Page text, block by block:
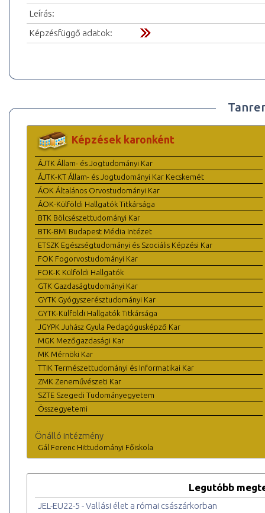
Leírás:
Képzésfüggő adatok:
Képzések karonként
ÁJTK Állam- és Jogtudományi Kar
ÁJTK-KT Állam- és Jogtudományi Kar Kecskemét
ÁOK Általános Orvostudományi Kar
ÁOK-Külföldi Hallgatók Titkársága
BTK Bölcsészettudományi Kar
BTK-BMI Budapest Média Intézet
ETSZK Egészségtudományi és Szociális Képzési Kar
FOK Fogorvostudományi Kar
FOK-K Külföldi Hallgatók
GTK Gazdaságtudományi Kar
GYTK Gyógyszerésztudományi Kar
GYTK-Külföldi Hallgatók Titkársága
JGYPK Juhász Gyula Pedagógusképző Kar
MGK Mezőgazdasági Kar
MK Mérnöki Kar
TTIK Természettudományi és Informatikai Kar
ZMK Zeneművészeti Kar
SZTE Szegedi Tudományegyetem
Összegyetemi
Önálló intézmény
Gál Ferenc Hittudományi Főiskola
Legutóbb
JEL-EU22-5 - Vallási élet a római császárkorban